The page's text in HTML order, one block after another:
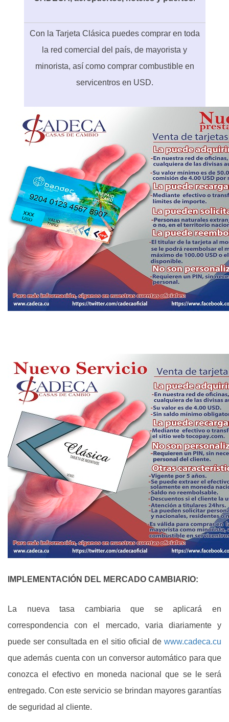
Con la Tarjeta Clásica puedes comprar en toda
la red comercial del país, de mayorista y
minorista, así como comprar combustible en
servicentros en USD.
IMPLEMENTACIÓN DEL MERCADO CAMBIARIO:
La nueva tasa cambiaria que se aplicará en
correspondencia con el mercado, varia diariamente y
puede ser consultada en el sitio oficial de www.cadeca.cu
que además cuenta con un conversor automático para que
conozca el efectivo en moneda nacional que se le será
entregado. Con este servicio se brindan mayores garantías
de seguridad al cliente.